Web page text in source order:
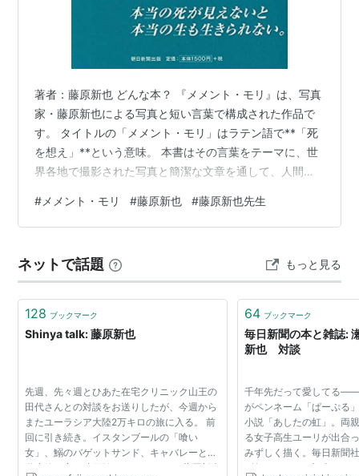
著者：藤原新也 どんな本？ 『メメント・モリ』は、写真
家・藤原新也による写真と短い言葉で構成された作品で
す。 タイトルの「メメント・モリ」はラテン語で**「死
を想え」**という意味。 本書はその言葉をテーマに、世
界各地で撮影された写真と簡潔な文章を通して、人間の
ます。 本書の内容 本書は、一般的な読み物とは異なり、
写真と言葉が組み合わさった独特の構成です。 世界各地
性 シンプルな構成ながら、一つひとつのページが深い余
韻を残します。 本書のテーマ 死を見つめることで生を考
える 「死」を避けるの…
# メメント・モリ #藤原新也 #藤原新也先生
ネットで話題 もっと見る
128 ブックマーク
Shinya talk: 藤原新也
先週、先々週とひあた在宅クリニック山王の
田代さんとの対談をお送りしたが、今週から
またユーラシア大陸2万キロの旅に入る。 前
回に引き続き。イスタンブールの「喰い
女」、鰯のバゲットサンド、キャバレーと自
動小銃、夜の映画館など。 Podcast 藤原新也
64 ブックマーク
毎日新聞の本と雑誌:
新也 対談
千年先だって愛してる
がペンネーム「ぱーぷる
小説「あしたの虹」。両
る女子高生ユーリが出合
みずしく描く。毎日新聞
刊行されたのを記念して